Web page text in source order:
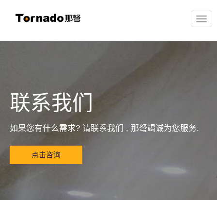
联系我们
如果您有什么需求? 请联系我们 , 那弩竭诚为您服务.
点击咨询